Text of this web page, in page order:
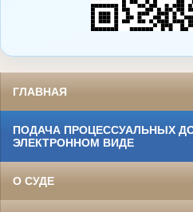
ГЛАВНАЯ
ПОДАЧА ПРОЦЕССУАЛЬНЫХ
ЭЛЕКТРОННОМ ВИДЕ
О СУДЕ